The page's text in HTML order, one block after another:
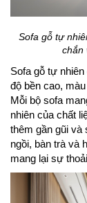
Sofa gỗ tự
chắn
Sofa gỗ tự
độ bền cao,
Mỗi bộ sofa
nhiên của chất
thêm gần gũi và
ngồi, bàn trà và
mang lại sự